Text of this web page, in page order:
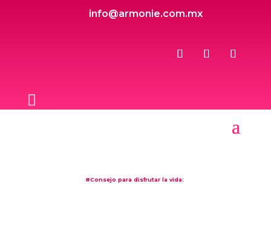
info@armonie.com.mx

#Consejo para disfrutar la vida: